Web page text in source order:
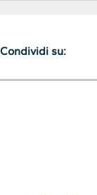
Condividi su: